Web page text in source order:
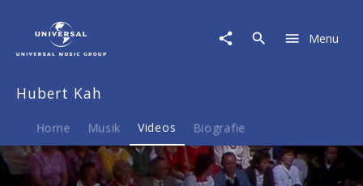
Video
Engel
Menu
Hubert Kah
Home Musik Videos Biografie